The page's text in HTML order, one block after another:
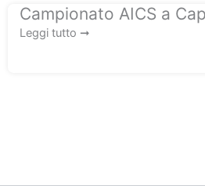
Campionato AICS a
Leggi tutto ➞